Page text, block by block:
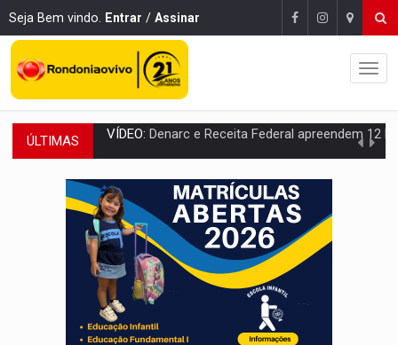
Seja Bem vindo. Entrar / Assinar
ÚLTIMAS OPERAÇÃO DA PC:Membros do CV são presos com armas e drogas após
ENTRADA GRATUITA:Espetáculo As Marias Somos Nós será
VÍDEO:Três são presos após furto de motocicleta em frente
CELEBRAÇÃO:Cerejeiras completa 43 anos de emancipação com
SAÚDE:Anvisa desmente boato sobre presença de plástico ou
VÍDEO: Pitbulls fogem de residência e atacam casal de idosos